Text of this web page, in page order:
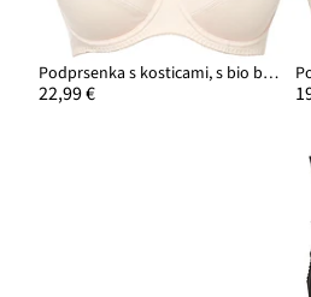
Podprsenka s kosticami, s bio bavlnou (3 ks)
22,99 €